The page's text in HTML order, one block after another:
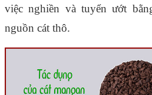
việc nghiền và tuyển ướt
nguồn cát thô.